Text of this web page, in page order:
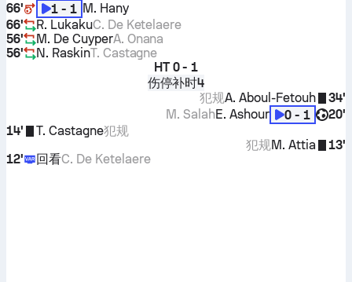
66'
1 - 1 M. Hany
66'
R. LukakuC. De Ketelaere
56'
M. De CuyperA. Onana
56'
N. RaskinT. Castagne
HT 0 - 1
伤停补时4
34'
A. Aboul-Fetouh
犯规
20'
0 - 1
E. Ashour
M. Salah
14'
T. Castagne犯规
13'
M. Attia
犯规
12'
回看C. De Ketelaere